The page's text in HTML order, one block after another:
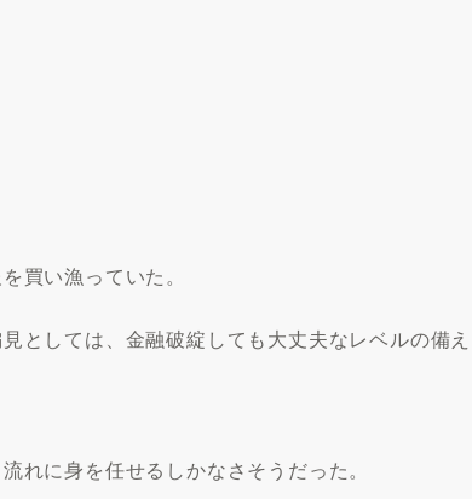
買い漁っていた。
としては、金融破綻しても大丈夫なレベルの備え
れに身を任せるしかなさそうだった。